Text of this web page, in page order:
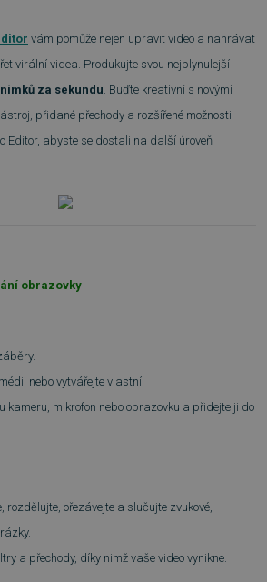
vám pomůže nejen upravit video a nahrávat
virální videa. Produkujte svou nejplynulejší
za sekundu. Buďte kreativní s novými
přidané přechody a rozšířené možnosti
Editor, abyste se dostali na další úroveň
obrazovky
nebo vytvářejte vlastní.
kameru, mikrofon nebo obrazovku a přidejte ji do
rozdělujte, ořezávejte a slučujte zvukové,
a přechody, díky nimž vaše video vynikne.